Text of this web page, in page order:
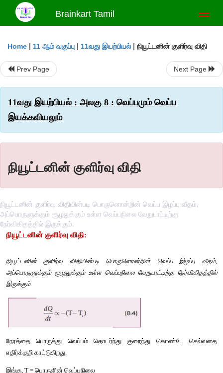
Brainkart Tamil
Home | 11 ஆம் வகுப்பு | 11வது இயற்பியல் | நியூட்டனின் குளிர்வு விதி
Prev Page Next Page
11வது இயற்பியல் : அலகு 8 : வெப்பமும் வெப்ப
இயக்கவியலும்
நியூட்டனின் குளிர்வு விதி
நியூட்டனின் குளிர்வு விதியின்படி பொருளொன்றின் வெப்ப இழப்பு வீதம்,
அப்பொருளுக்கும் சூழலுக்கும் உள்ள வெப்பநிலை வேறுபாட்டிற்கு
நேர்விகிதத்தில் இருக்கும்.
நியூட்டனின் குளிர்வு விதியின்படி பொருளொன்றின்
அப்பொருளுக்கும் சூழலுக்கும் உள்ள வெப்பநிலை வேறுபாட்டிற்கு
இருக்கும்.